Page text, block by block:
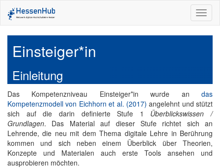
Einsteiger*in
Einleitung
Das Kompetenzniveau Einsteiger*in wurde an das
Kompetenzmodell von Eichhorn et al. (2017) angelehnt und stützt
sich auf die darin definierte Stufe 1 Überblickswissen /
Grundlagen. Das Material auf dieser Stufe richtet sich an
Lehrende, die neu mit dem Thema digitale Lehre in Berührung
kommen und sich neben einem Überblick über Theorien,
Konzepte und Materialen auch erste Tools ansehen und
ausprobieren möchten.